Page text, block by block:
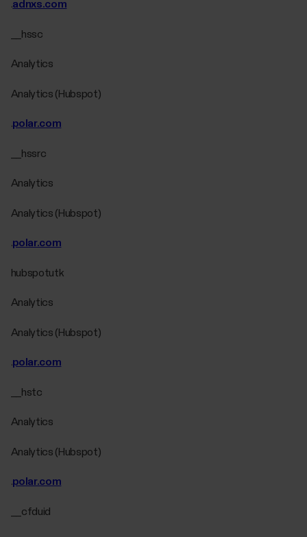
.adnxs.com
__hssc
Analytics
Analytics (Hubspot)
.polar.com
__hssrc
Analytics
Analytics (Hubspot)
.polar.com
hubspotutk
Analytics
Analytics (Hubspot)
.polar.com
__hstc
Analytics
Analytics (Hubspot)
.polar.com
__cfduid